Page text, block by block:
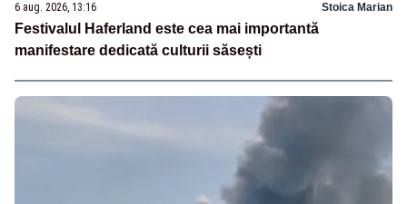
6 aug. 2026, 13:16 Stoica Marian
Festivalul Haferland este cea mai importantă
manifestare dedicată culturii săsești